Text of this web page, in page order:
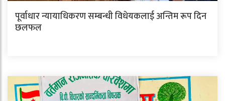
पूर्वाधार न्यायाधिकरण सम्बन्धी विधेयकलाई अन्तिम रूप दिन
छलफल